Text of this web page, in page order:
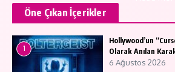
Öne Çıkan İçerikler
1
Hollywood’un
Olarak Anılan
6 Ağustos 2026